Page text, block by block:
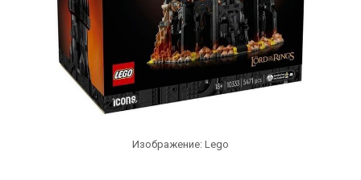
Изображение: Lego